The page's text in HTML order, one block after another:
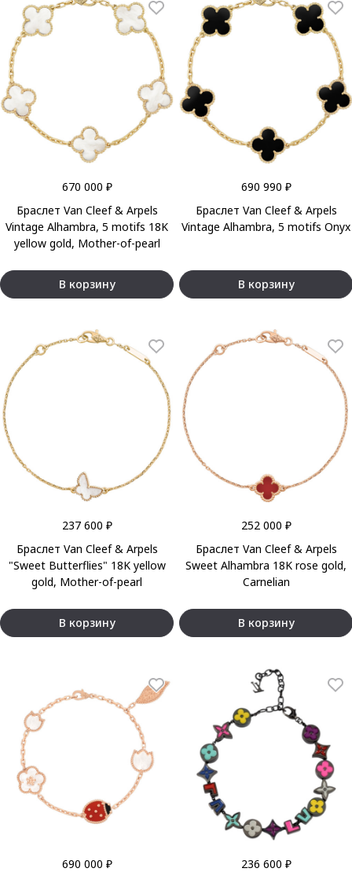
670 000 ₽
Браслет Van Cleef & Arpels
Vintage Alhambra, 5 motifs 18K
yellow gold, Mother-of-pearl
В корзину
690 990 ₽
Браслет Van Cleef & Arpels
Vintage Alhambra, 5 motifs Onyx
В корзину
237 600 ₽
Браслет Van Cleef & Arpels
"Sweet Butterflies" 18K yellow
gold, Mother-of-pearl
В корзину
252 000 ₽
Браслет Van Cleef & Arpels
Sweet Alhambra 18K rose gold,
Carnelian
В корзину
690 000 ₽
236 600 ₽